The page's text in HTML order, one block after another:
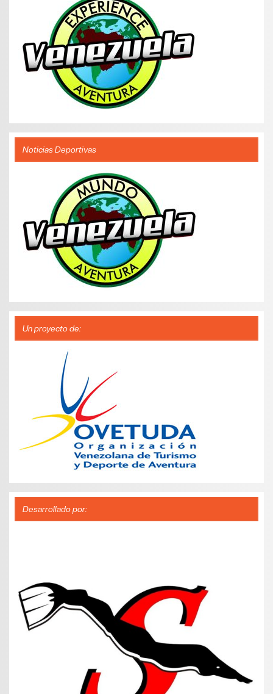
Noticias Deportivas
Un proyecto de:
Desarrollado por: